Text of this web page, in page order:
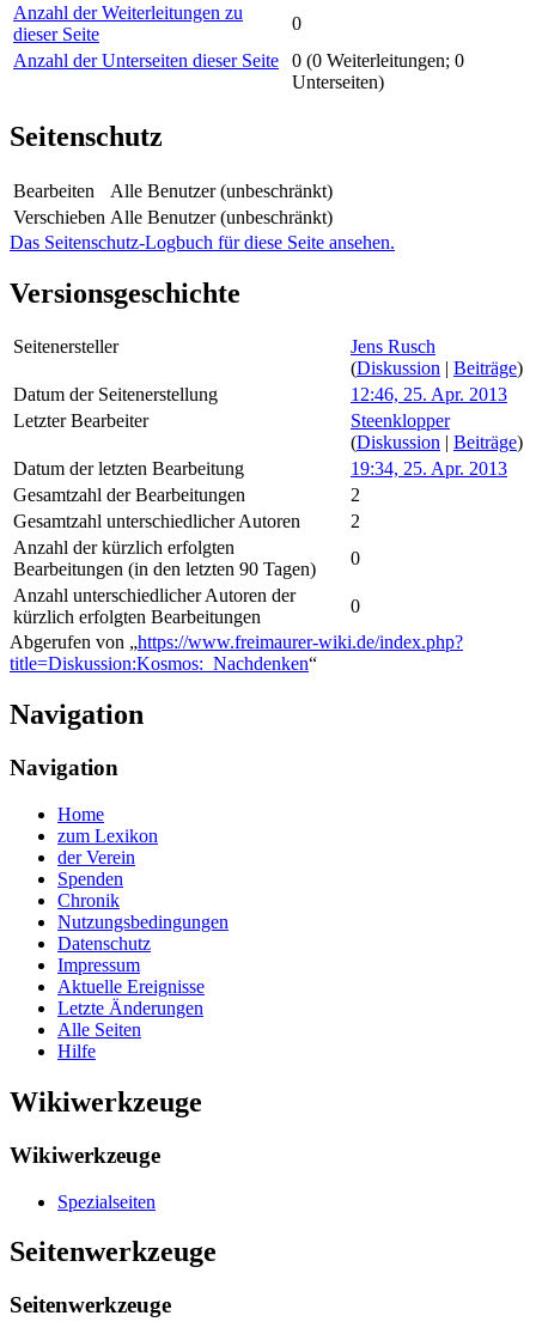
Anzahl der Weiterleitungen zu
dieser Seite
0
Anzahl der Unterseiten dieser Seite
0 (0 Weiterleitungen; 0
Unterseiten)
Seitenschutz
Bearbeiten
Alle Benutzer (unbeschränkt)
Verschieben Alle Benutzer (unbeschränkt)
Das Seitenschutz-Logbuch für diese Seite ansehen.
Versionsgeschichte
Seitenersteller
Jens Rusch
(Diskussion Beiträge)
Datum der Seitenerstellung
12:46, 25. Apr. 2013
Letzter Bearbeiter
Steenklopper
(Diskussion Beiträge)
Datum der letzten Bearbeitung
19:34, 25. Apr. 2013
Gesamtzahl der Bearbeitungen
2
Gesamtzahl unterschiedlicher Autoren
2
Anzahl der kürzlich erfolgten
Bearbeitungen (in den letzten 90 Tagen)
0
Anzahl unterschiedlicher Autoren der
kürzlich erfolgten Bearbeitungen
0
Abgerufen von „https://www.freimaurer-wiki.de/index.php?
title=Diskussion:Kosmos:_Nachdenken“
Navigation
Navigation
Home
zum Lexikon
der Verein
Spenden
Chronik
Nutzungsbedingungen
Datenschutz
Impressum
Aktuelle Ereignisse
Letzte Änderungen
Alle Seiten
Hilfe
Wikiwerkzeuge
Wikiwerkzeuge
Spezialseiten
Seitenwerkzeuge
Seitenwerkzeuge